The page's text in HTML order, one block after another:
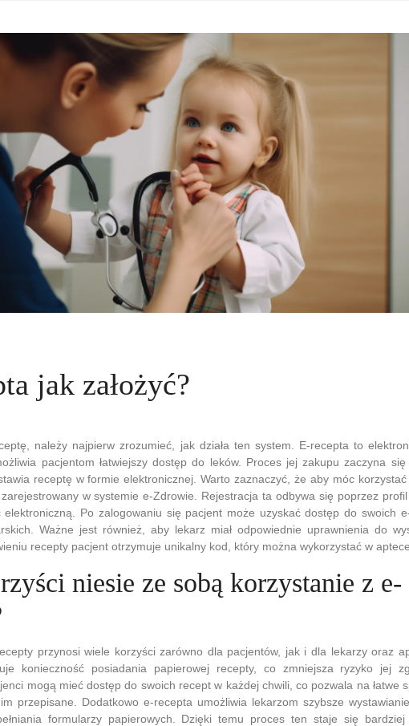
jak założyć?
należy najpierw zrozumieć, jak działa ten system. E-recepta to
pacjentom łatwiejszy dostęp do leków. Proces jej zakupu zaczyna
receptę w formie elektronicznej. Warto zaznaczyć, że aby móc korzystać
w systemie e-Zdrowie. Rejestracja ta odbywa się poprzez
elektroniczną. Po zalogowaniu się pacjent może uzyskać dostęp do swoich
Ważne jest również, aby lekarz miał odpowiednie uprawnienia do
recepty pacjent otrzymuje unikalny kod, który można wykorzystać w aptece.
niesie ze sobą korzystanie z e-
przynosi wiele korzyści zarówno dla pacjentów, jak i dla lekarzy oraz
konieczność posiadania papierowej recepty, co zmniejsza ryzyko jej
mogą mieć dostęp do swoich recept w każdej chwili, co pozwala na łatwe
przepisane. Dodatkowo e-recepta umożliwia lekarzom szybsze
formularzy papierowych. Dzięki temu proces ten staje się